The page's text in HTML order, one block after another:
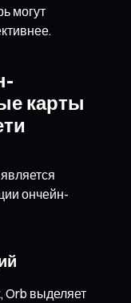
могут
карты
ончейн-
выделяет